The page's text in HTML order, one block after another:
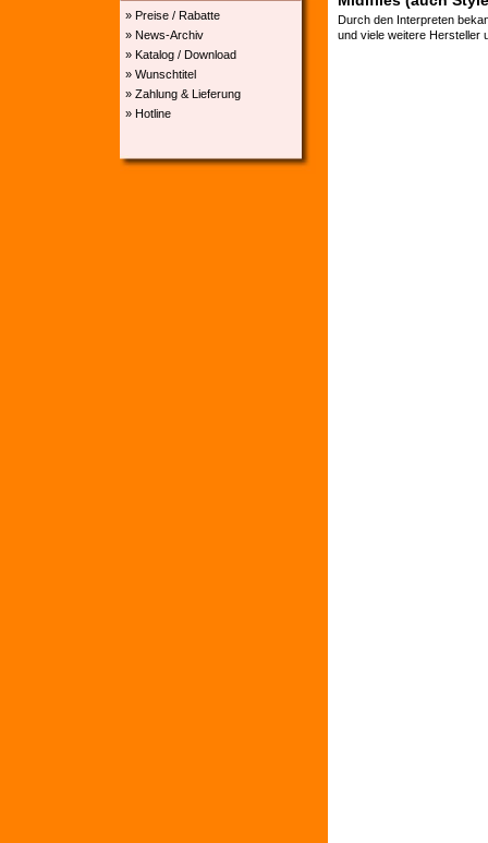
» Preise / Rabatte
» News-Archiv
» Katalog / Download
» Wunschtitel
» Zahlung & Lieferung
» Hotline
Durch den Interpreten
und viele weitere Hersteller